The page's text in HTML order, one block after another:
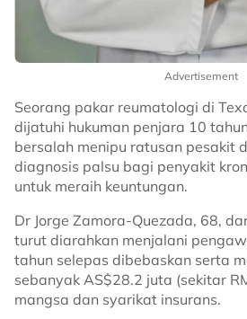
Advertisement
Seorang pakar reumatologi di
dijatuhi hukuman penjara 10
bersalah menipu ratusan pesakit
diagnosis palsu bagi penyakit
untuk meraih keuntungan.
Dr Jorge Zamora-Quezada, 68,
turut diarahkan menjalani
tahun selepas dibebaskan serta
sebanyak AS$28.2 juta (sekitar
mangsa dan syarikat insurans.